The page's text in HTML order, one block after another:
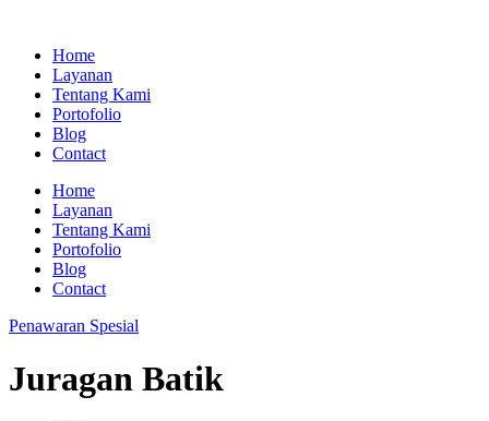
Home
Layanan
Tentang Kami
Portofolio
Blog
Contact
Home
Layanan
Tentang Kami
Portofolio
Blog
Contact
Penawaran Spesial
Juragan Batik